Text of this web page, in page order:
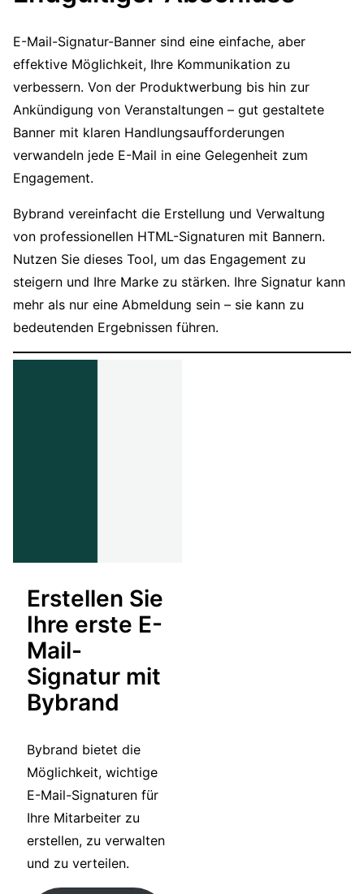
E-Mail-Signatur-Banner sind eine einfache, aber
effektive Möglichkeit, Ihre Kommunikation zu
verbessern. Von der Produktwerbung bis hin zur
Ankündigung von Veranstaltungen – gut gestaltete
Banner mit klaren Handlungsaufforderungen
verwandeln jede E-Mail in eine Gelegenheit zum
Engagement.
Bybrand vereinfacht die Erstellung und Verwaltung
von professionellen HTML-Signaturen mit Bannern.
Nutzen Sie dieses Tool, um das Engagement zu
steigern und Ihre Marke zu stärken. Ihre Signatur kann
mehr als nur eine Abmeldung sein – sie kann zu
bedeutenden Ergebnissen führen.
Erstellen Sie
Ihre erste E-
Mail-
Signatur mit
Bybrand
Bybrand bietet die
Möglichkeit, wichtige
E-Mail-Signaturen für
Ihre Mitarbeiter zu
erstellen, zu verwalten
und zu verteilen.